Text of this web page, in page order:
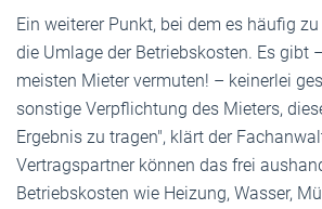
Ein weiterer Punkt, bei dem es häufig
die Umlage der Betriebskosten. Es gibt
meisten Mieter vermuten! – keinerlei
sonstige Verpflichtung des Mieters,
Ergebnis zu tragen", klärt der
Vertragspartner können das frei
Betriebskosten wie Heizung, Wasser,